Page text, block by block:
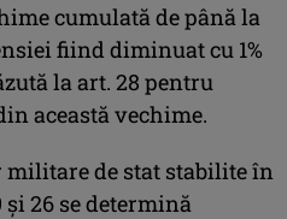
cumulată de până la
fiind diminuat cu 1%
la art. 28 pentru
această vechime.
de stat stabilite în
26 se determină